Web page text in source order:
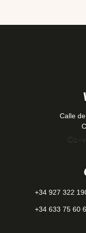
Calle
Cc-
+34 927 322
+34 633 75 60